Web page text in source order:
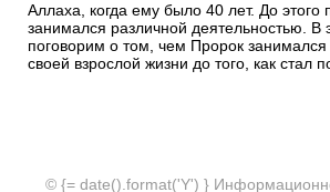
Аллаха, когда ему было 40 лет. До этого
занимался различной деятельностью. В
поговорим о том, чем Пророк занимался
своей взрослой жизни до того, как стал
© {= date().format('Y') }